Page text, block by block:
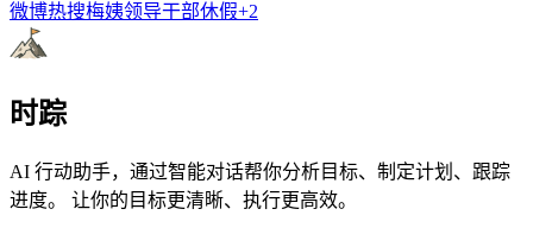
微博热搜梅姨领导干部休假+2
时踪
AI 行动助手，通过智能对话帮你分析目标、制定计划、跟踪
进度。 让你的目标更清晰、执行更高效。